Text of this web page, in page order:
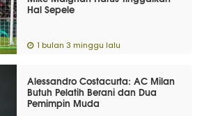
Hal Sepele
1 bulan 3 minggu lalu
Alessandro Costacurta: AC Milan
Butuh Pelatih Berani dan Dua
Pemimpin Muda